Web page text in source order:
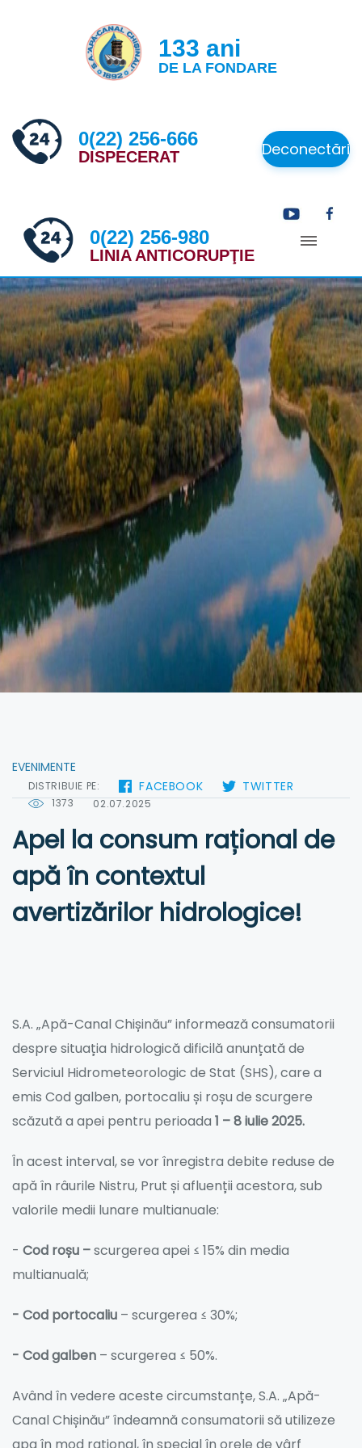
133 ani
DE LA FONDARE
0(22) 256-666
DISPECERAT Deconectări
0(22) 256-980
LINIA ANTICORUPŢIE
EVENIMENTE
DISTRIBUIE PE: FACEBOOK TWITTER
1373 02.07.2025
Apel la consum rațional de
apă în contextul
avertizărilor hidrologice!
S.A. „Apă-Canal Chișinău” informează consumatorii
despre situația hidrologică dificilă anunțată de
Serviciul Hidrometeorologic de Stat (SHS), care a
emis Cod galben, portocaliu și roșu de scurgere
scăzută a apei pentru perioada 1 – 8 iulie 2025.
În acest interval, se vor înregistra debite reduse de
apă în râurile Nistru, Prut și afluenții acestora, sub
valorile medii lunare multianuale:
- Cod roșu –scurgerea apei ≤ 15% din media
multianuală;
- Cod portocaliu – scurgerea ≤ 30%;
- Cod galben – scurgerea ≤ 50%.
Având în vedere aceste circumstanțe, S.A. „Apă-
Canal Chișinău” îndeamnă consumatorii să utilizeze